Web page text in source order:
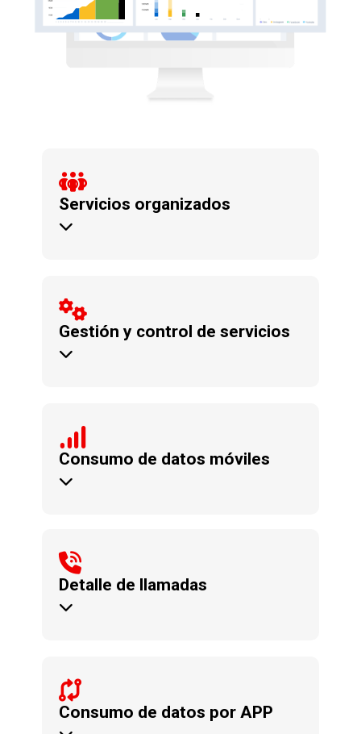
Servicios organizados
Asigna usuarios a departamentos y
centro de costo. Ten todos los
servicios organizados y asignados al
personal que lo utiliza.
Gestión y control de servicios
Control total sobre los servicios de
telefonía de tus usuarios. Activa,
suspende o cambia de Sim. Cambia
de número o adiciona GB adicionales.
Consumo de datos móviles
Información granular de uso y
como en qué días de la semana el
consumo es mayor.
Detalle de llamadas
Reportes en tiempo real
colaborador, departamento o global.
Consumo de datos por APP
datos móviles por APP. Información
para una mejor toma de decisiones.